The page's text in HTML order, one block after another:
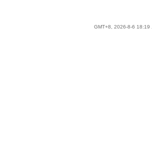
GMT+8, 2026-8-6 18:19